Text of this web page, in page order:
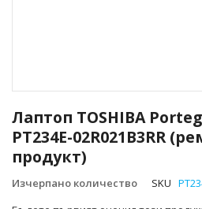
Лаптоп TOSHIBA
PT234E-02R021B3RR
продукт)
Изчерпано количество SKU
към
началото
на
галерия
снимки